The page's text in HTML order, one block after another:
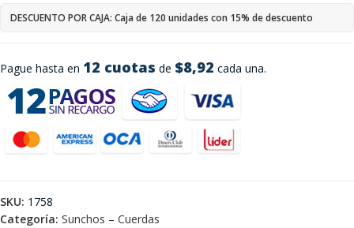
Pague hasta en 12 cuotas de $8,92 cada una.
DESCUENTO POR CAJA: Caja de 120 unidades con 15% de descuento
SKU: 1758
Categoría: Sunchos – Cuerdas